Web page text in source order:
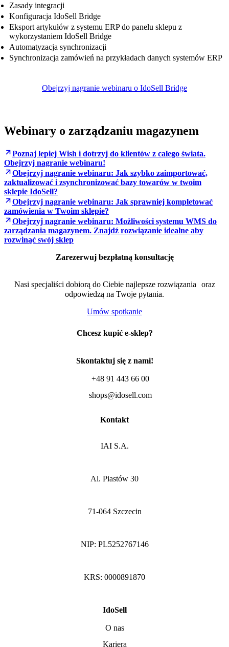
Zasady integracji
Konfiguracja IdoSell Bridge
Eksport artykułów z systemu ERP do panelu sklepu z
wykorzystaniem IdoSell Bridge
Automatyzacja synchronizacji
Synchronizacja zamówień na przykładach danych systemów ERP
Obejrzyj nagranie webinaru o IdoSell Bridge
Webinary o zarządzaniu magazynem
Poznaj lepiej Wish i dotrzyj do klientów z całego świata.
Obejrzyj nagranie webinaru!
Obejrzyj nagranie webinaru: Jak szybko zaimportować,
zaktualizować i zsynchronizować bazy towarów w twoim
sklepie IdoSell?
Obejrzyj nagranie webinaru: Jak sprawniej kompletować
zamówienia w Twoim sklepie?
Obejrzyj nagranie webinaru: Możliwości systemu WMS do
zarządzania magazynem. Znajdź rozwiązanie idealne aby
rozwinąć swój sklep
Zarezerwuj bezpłatną konsultację
Nasi specjaliści dobiorą do Ciebie najlepsze rozwiązania oraz
odpowiedzą na Twoje pytania.
Umów spotkanie
Chcesz kupić e-sklep?
Skontaktuj się z nami!
+48 91 443 66 00
shops@idosell.com
Kontakt
IAI S.A.
Al. Piastów 30
71-064 Szczecin
NIP: PL5252767146
KRS: 0000891870
IdoSell
O nas
Kariera